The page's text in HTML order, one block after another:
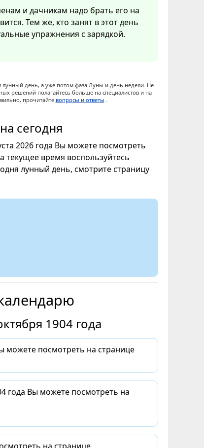
и дачникам надо брать его на
Тем же, кто занят в этот день
упражнения с зарядкой.
лунный день, а уже потом фаза Луны и день недели. Не
решений полагайтесь больше на специалистов и на
прочитайте вопросы и ответы .
сегодня
2026 года Вы можете посмотреть
текущее время воспользуйтесь
лунный день, смотрите страницу
1904 года
можете посмотреть на странице
года Вы можете посмотреть на